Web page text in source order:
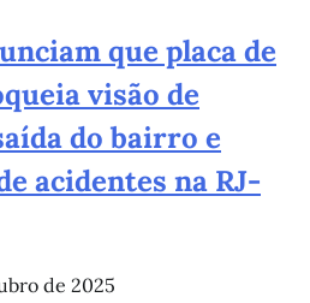
que placa de
visão de
do bairro e
acidentes na RJ-
de 2025